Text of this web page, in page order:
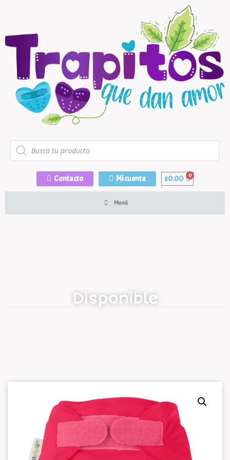
Contacto Mi cuenta $0.00
Menú
Disponible